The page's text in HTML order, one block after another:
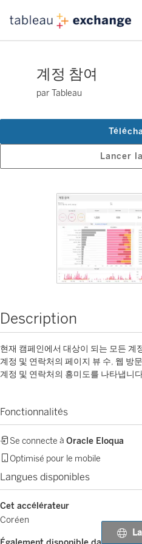
계정 참여
par Tableau
Lancer
Description
현재 캠페인에서 대상이 되는 모든 계
계정 및 연락처의 페이지 뷰 수, 웹 방
계정 및 연락처의 흥미도를 나타냅니
Fonctionnalités
Se connecte à Oracle Eloqua
Optimisé pour le mobile
Langues disponibles
Cet accélérateur
Coréen